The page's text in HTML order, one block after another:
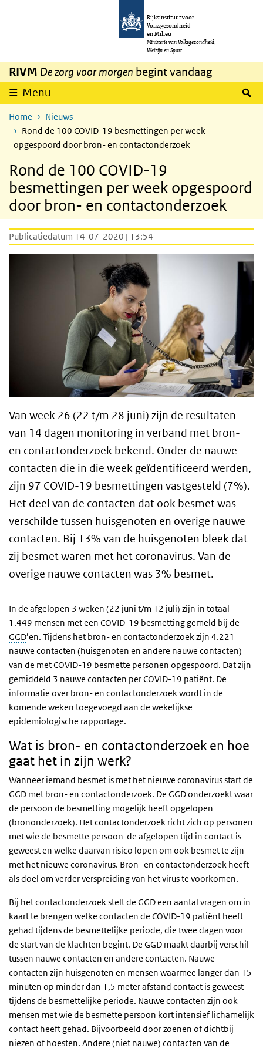
Overslaan en naar de inhoud gaan
Rijksinstituut voor
Volksgezondheid
en Milieu
Ministerie van Volksgezondheid,
Welzijn en Sport
RIVM De zorg voor morgen begint vandaag
Menu
Home
Nieuws
Rond de 100 COVID-19 besmettingen per week
opgespoord door bron- en contactonderzoek
Rond de 100 COVID-19
besmettingen per week opgespoord
door bron- en contactonderzoek
Publicatiedatum 14-07-2020 | 13:54
Van week 26 (22 t/m 28 juni) zijn de resultaten
van 14 dagen monitoring in verband met bron-
en contactonderzoek bekend. Onder de nauwe
contacten die in die week geïdentificeerd werden,
zijn 97 COVID-19 besmettingen vastgesteld (7%).
Het deel van de contacten dat ook besmet was
verschilde tussen huisgenoten en overige nauwe
contacten. Bij 13% van de huisgenoten bleek dat
zij besmet waren met het coronavirus. Van de
overige nauwe contacten was 3% besmet.
In de afgelopen 3 weken (22 juni t/m 12 juli) zijn in totaal
1.449 mensen met een COVID-19 besmetting gemeld bij de
GGD’en. Tijdens het bron- en contactonderzoek zijn 4.221
nauwe contacten (huisgenoten en andere nauwe contacten)
van de met COVID-19 besmette personen opgespoord. Dat zijn
gemiddeld 3 nauwe contacten per COVID-19 patiënt. De
informatie over bron- en contactonderzoek wordt in de
komende weken toegevoegd aan de wekelijkse
epidemiologische rapportage.
Wat is bron- en contactonderzoek en hoe
gaat het in zijn werk?
Wanneer iemand besmet is met het nieuwe coronavirus start de
GGD met bron- en contactonderzoek. De GGD onderzoekt waar
de persoon de besmetting mogelijk heeft opgelopen
(brononderzoek). Het contactonderzoek richt zich op personen
met wie de besmette persoon de afgelopen tijd in contact is
geweest en welke daarvan risico lopen om ook besmet te zijn
met het nieuwe coronavirus. Bron- en contactonderzoek heeft
als doel om verder verspreiding van het virus te voorkomen.
Bij het contactonderzoek stelt de GGD een aantal vragen om in
kaart te brengen welke contacten de COVID-19 patiënt heeft
gehad tijdens de besmettelijke periode, die twee dagen voor
de start van de klachten begint. De GGD maakt daarbij verschil
tussen nauwe contacten en andere contacten. Nauwe
contacten zijn huisgenoten en mensen waarmee langer dan 15
minuten op minder dan 1,5 meter afstand contact is geweest
tijdens de besmettelijke periode. Nauwe contacten zijn ook
mensen met wie de besmette persoon kort intensief lichamelijk
contact heeft gehad. Bijvoorbeeld door zoenen of dichtbij
niezen of hoesten. Andere (niet nauwe) contacten van de